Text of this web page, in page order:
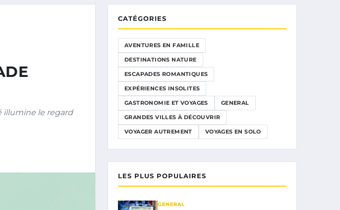
illumine le regard
CATÉGORIES
AVENTURES EN FAMILLE
DESTINATIONS NATURE
ESCAPADES ROMANTIQUES
EXPÉRIENCES INSOLITES
GASTRONOMIE ET VOYAGES GENERAL
GRANDES VILLES À DÉCOUVRIR
VOYAGER AUTREMENT VOYAGES EN SOLO
LES PLUS POPULAIRES
GENERAL